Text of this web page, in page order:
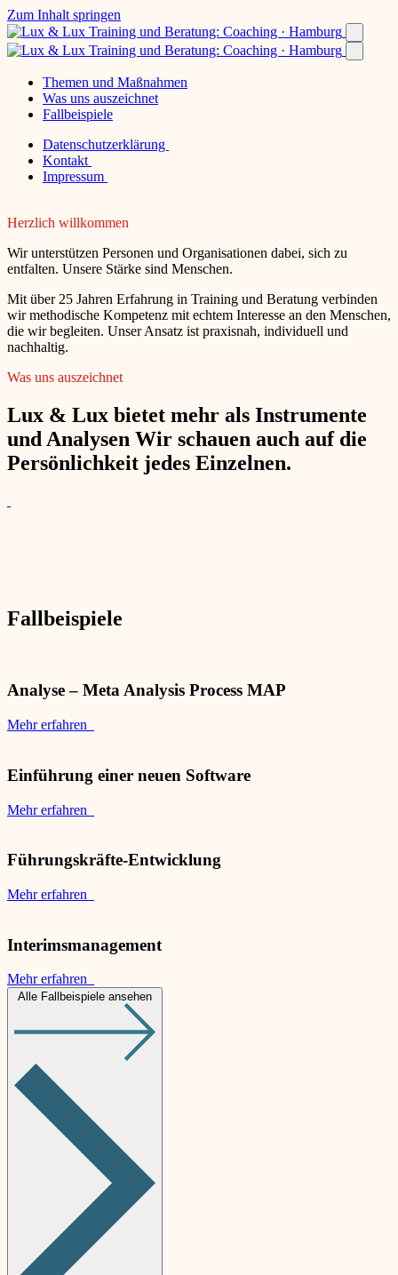
Zum Inhalt springen
Themen und Maßnahmen
Was uns auszeichnet
Fallbeispiele
Datenschutzerklärung
Kontakt
Impressum
Herzlich willkommen
Wir unterstützen Personen und Organisationen dabei, sich zu
entfalten. Unsere Stärke sind Menschen.
Mit über 25 Jahren Erfahrung in Training und Beratung verbinden
wir methodische Kompetenz mit echtem Interesse an den Menschen,
die wir begleiten. Unser Ansatz ist praxisnah, individuell und
nachhaltig.
Was uns auszeichnet
Lux & Lux bietet mehr als Instrumente
und Analysen Wir schauen auch auf die
Persönlichkeit jedes Einzelnen.
Fallbeispiele
Analyse – Meta Analysis Process MAP
Mehr erfahren
Einführung einer neuen Software
Mehr erfahren
Führungskräfte-Entwicklung
Mehr erfahren
Interimsmanagement
Mehr erfahren
Alle Fallbeispiele ansehen